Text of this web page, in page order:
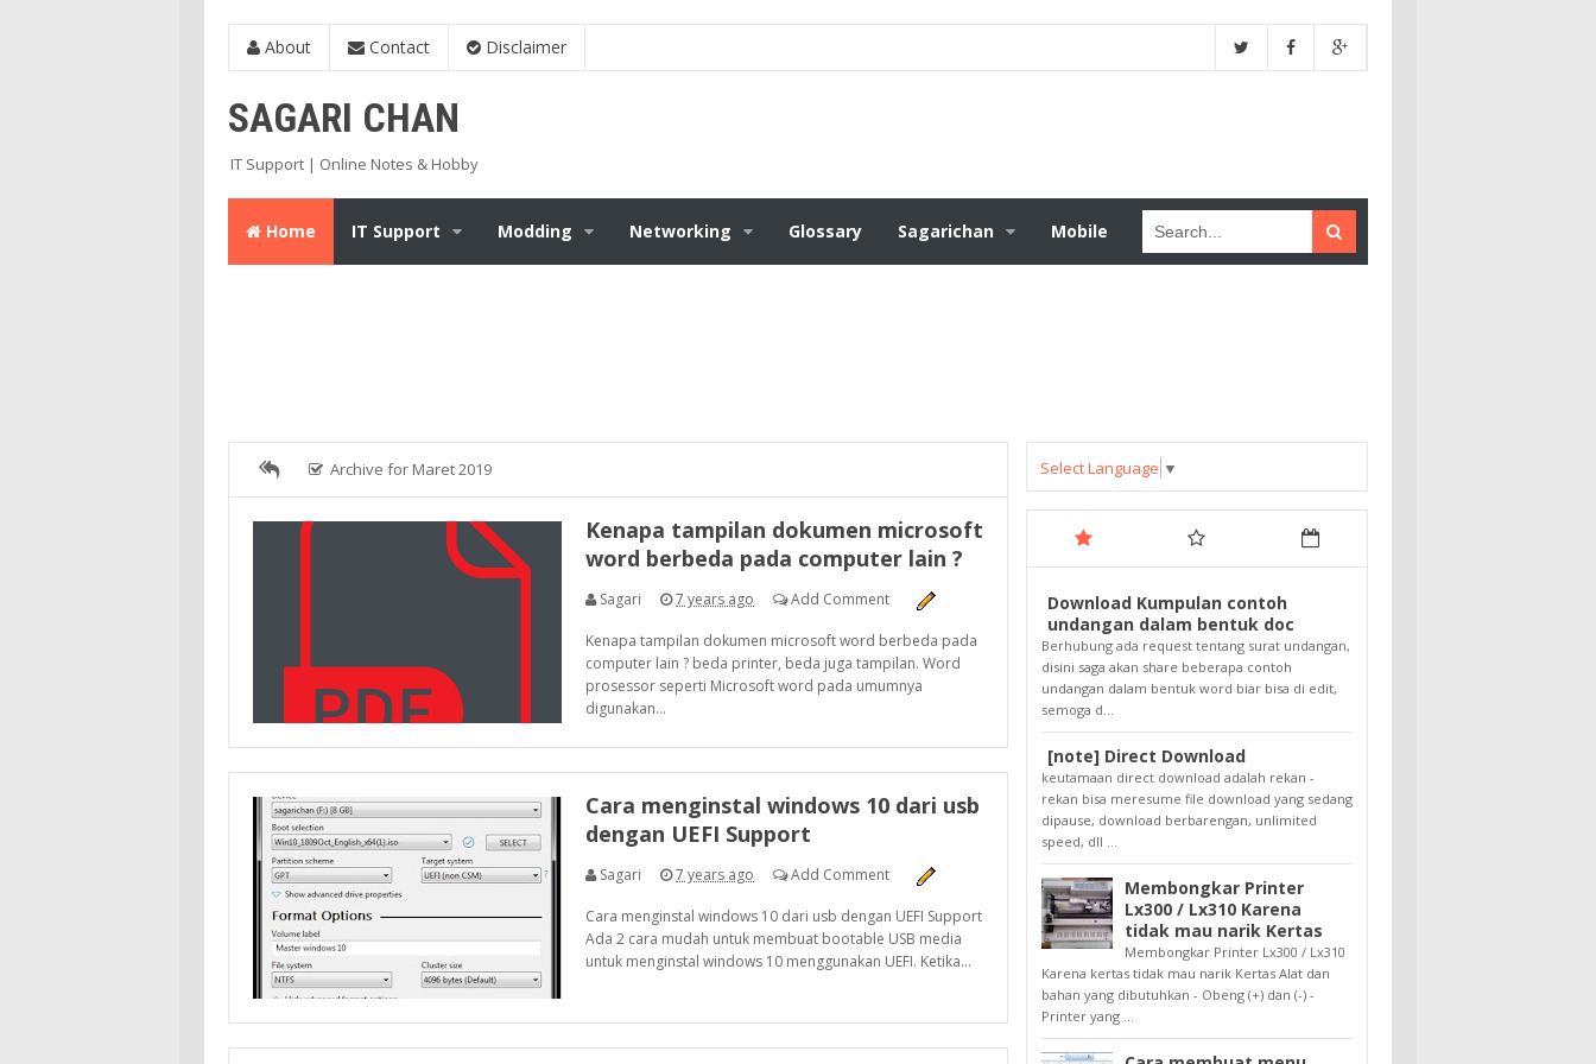
About Contact Disclaimer
SAGARI CHAN
IT Support | Online Notes & Hobby
Home IT Support Modding Networking Glossary Sagarichan Mobile
Archive for Maret 2019
Kenapa tampilan dokumen microsoft
word berbeda pada computer lain ?
Sagari 7 years ago Add Comment
Kenapa tampilan dokumen microsoft word berbeda pada
computer lain ? beda printer, beda juga tampilan. Word
prosessor seperti Microsoft word pada umumnya
digunakan...
Cara menginstal windows 10 dari usb
dengan UEFI Support
Sagari 7 years ago Add Comment
Cara menginstal windows 10 dari usb dengan UEFI Support
Ada 2 cara mudah untuk membuat bootable USB media
untuk menginstal windows 10 menggunakan UEFI. Ketika...
Select Language ▼
Download Kumpulan contoh
undangan dalam bentuk doc
Berhubung ada request tentang surat undangan,
disini saga akan share beberapa contoh
undangan dalam bentuk word biar bisa di edit,
semoga d...
[note] Direct Download
keutamaan direct download adalah rekan -
rekan bisa meresume file download yang sedang
dipause, download berbarengan, unlimited
speed, dll ...
Membongkar Printer
Lx300 / Lx310 Karena
tidak mau narik Kertas
Membongkar Printer Lx300 / Lx310
Karena kertas tidak mau narik Kertas Alat dan
bahan yang dibutuhkan - Obeng (+) dan (-) -
Printer yang ...